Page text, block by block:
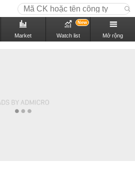
Market Watch list
New
Mở rộng